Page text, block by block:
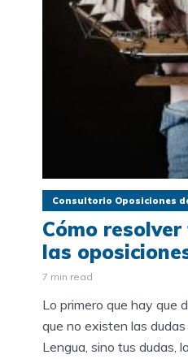
Consultorio Oposiciones
Cómo
las
7 min read
Lo primero que hay que
que no existen las
Lengua, sino tus dudas,